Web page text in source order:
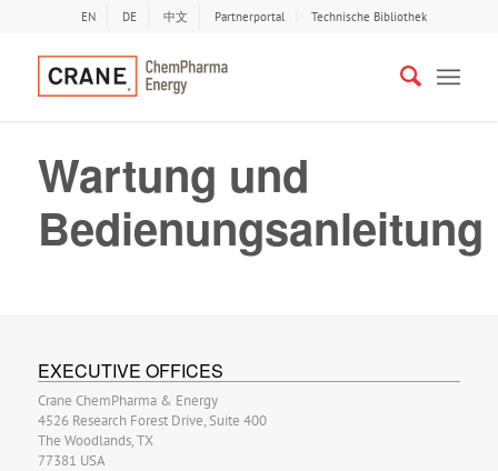
EN DE 中文 Partnerportal Technische Bibliothek
Wartung und
Bedienungsanleitung
EXECUTIVE OFFICES
Crane ChemPharma & Energy
4526 Research Forest Drive, Suite 400
The Woodlands, TX
77381 USA